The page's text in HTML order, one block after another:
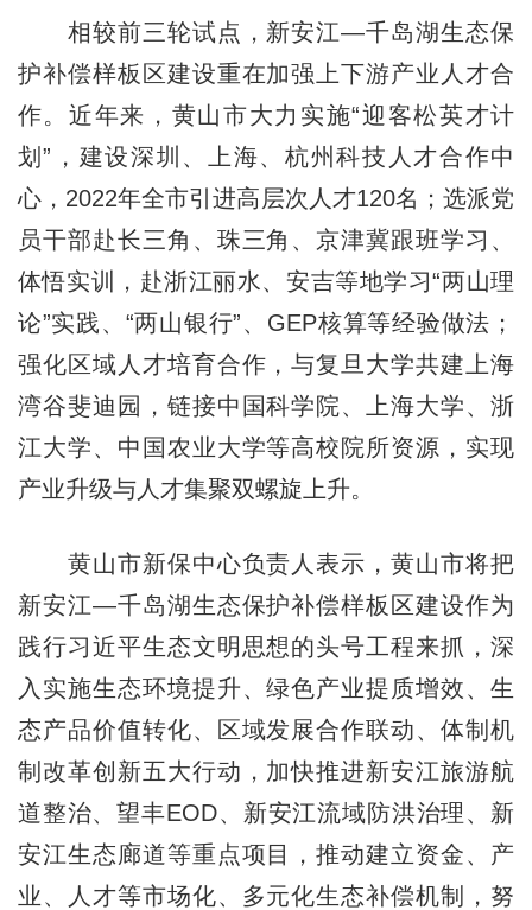
相较前三轮试点，新安江—千岛湖生态保
护补偿样板区建设重在加强上下游产业人才合
作。近年来，黄山市大力实施“迎客松英才计
划”，建设深圳、上海、杭州科技人才合作中
心，2022年全市引进高层次人才120名；选派党
员干部赴长三角、珠三角、京津冀跟班学习、
体悟实训，赴浙江丽水、安吉等地学习“两山理
论”实践、“两山银行”、GEP核算等经验做法；
强化区域人才培育合作，与复旦大学共建上海
湾谷斐迪园，链接中国科学院、上海大学、浙
江大学、中国农业大学等高校院所资源，实现
产业升级与人才集聚双螺旋上升。
黄山市新保中心负责人表示，黄山市将把
新安江—千岛湖生态保护补偿样板区建设作为
践行习近平生态文明思想的头号工程来抓，深
入实施生态环境提升、绿色产业提质增效、生
态产品价值转化、区域发展合作联动、体制机
制改革创新五大行动，加快推进新安江旅游航
道整治、望丰EOD、新安江流域防洪治理、新
安江生态廊道等重点项目，推动建立资金、产
业、人才等市场化、多元化生态补偿机制，努